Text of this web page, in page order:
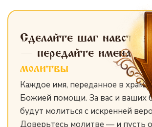
Сделайте шаг
— передайте имена
молитвы
Каждое имя, переданное в храм,
Божией помощи. За вас и ваших
будут молиться с искренней
Доверьтесь молитве — и пусть